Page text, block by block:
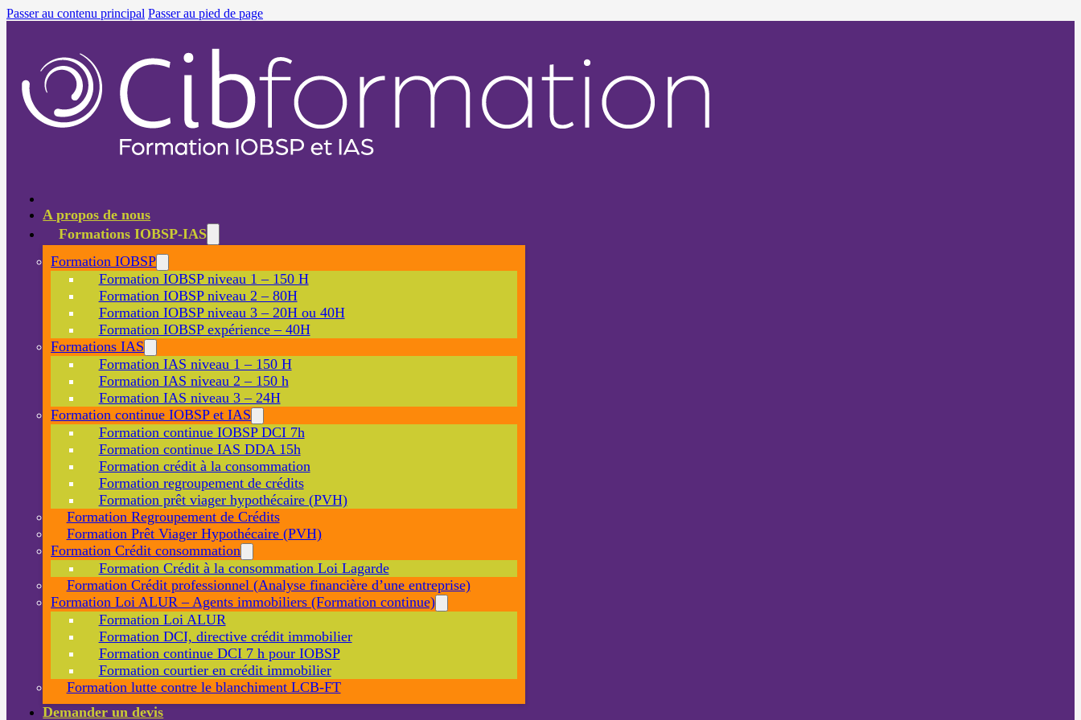
Passer au contenu principal Passer au pied de page
A propos de nous
Formations IOBSP-IAS
Formation IOBSP
Formation IOBSP niveau 1 – 150 H
Formation IOBSP niveau 2 – 80H
Formation IOBSP niveau 3 – 20H ou 40H
Formation IOBSP expérience – 40H
Formations IAS
Formation IAS niveau 1 – 150 H
Formation IAS niveau 2 – 150 h
Formation IAS niveau 3 – 24H
Formation continue IOBSP et IAS
Formation continue IOBSP DCI 7h
Formation continue IAS DDA 15h
Formation crédit à la consommation
Formation regroupement de crédits
Formation prêt viager hypothécaire (PVH)
Formation Regroupement de Crédits
Formation Prêt Viager Hypothécaire (PVH)
Formation Crédit consommation
Formation Crédit à la consommation Loi Lagarde
Formation Crédit professionnel (Analyse financière d’une entreprise)
Formation Loi ALUR – Agents immobiliers (Formation continue)
Formation Loi ALUR
Formation DCI, directive crédit immobilier
Formation continue DCI 7 h pour IOBSP
Formation courtier en crédit immobilier
Formation lutte contre le blanchiment LCB-FT
Demander un devis